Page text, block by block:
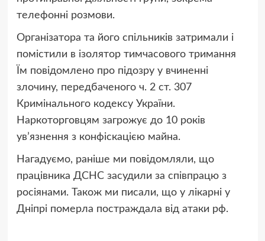
телефонні розмови.
Організатора та його спільників затримали і
помістили в ізолятор тимчасового тримання
Їм повідомлено про підозру у вчиненні
злочину, передбаченого ч. 2 ст. 307
Кримінального кодексу України.
Наркоторговцям загрожує до 10 років
ув’язнення з конфіскацією майна.
Нагадуємо, раніше ми повідомляли, що
працівника ДСНС засудили за співпрацю з
росіянами. Також ми писали, що у лікарні у
Дніпрі померла постраждала від атаки рф.